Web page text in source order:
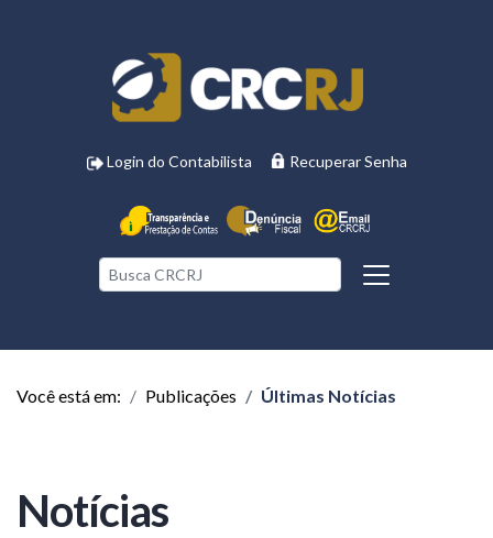
Login do Contabilista Recuperar Senha
Você está em: Publicações Últimas Notícias
Notícias